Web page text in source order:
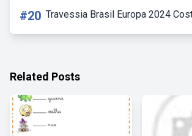
#20 Travessia Brasil Europa 2024
Related Posts